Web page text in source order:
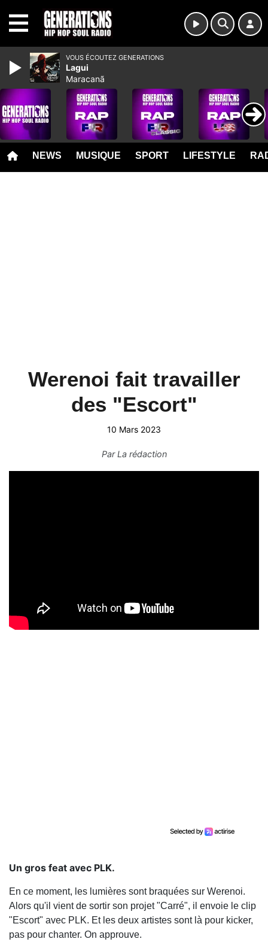
NEWS MUSIQUE SPORT LIFESTYLE
Werenoi fait travailler
des "Escort"
10 Mars 2023
ParLa rédaction
Un gros feat avec PLK.
En ce moment, les lumières sont braquées sur Werenoi.
Alors qu'il vient de sortir son projet "Carré", il envoie le clip
"Escort" avec PLK. Et les deux artistes sont là pour kicker,
pas pour chanter. On approuve.
VOUS ÉCOUTEZ GENERATIONS
Lagui
Maracanã